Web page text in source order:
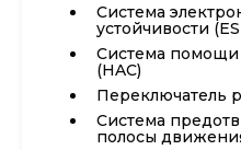
Система
устойчивости
Система помощи
(HAC)
Переключатель
Система
полосы